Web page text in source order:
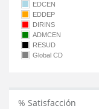
EDCEN
EDDEP
DIRINS
ADMCEN
RESUD
Global CD
% Satisfacción